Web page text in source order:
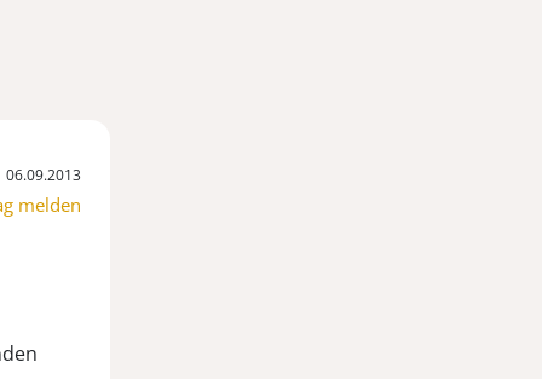
06.09.2013
melden